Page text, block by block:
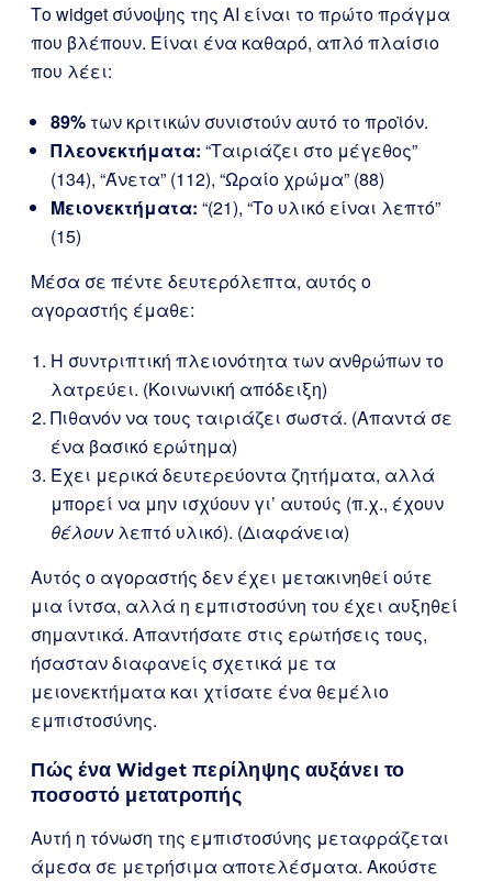
Το widget σύνοψης της AI είναι το πρώτο πράγμα
που βλέπουν. Είναι ένα καθαρό, απλό πλαίσιο
που λέει:
89% των κριτικών συνιστούν αυτό το προϊόν.
Πλεονεκτήματα: “Ταιριάζει στο μέγεθος”
(134), “Άνετα” (112), “Ωραίο χρώμα” (88)
Μειονεκτήματα: “(21), “Το υλικό είναι λεπτό”
(15)
Μέσα σε πέντε δευτερόλεπτα, αυτός ο
αγοραστής έμαθε:
Η συντριπτική πλειονότητα των ανθρώπων το
λατρεύει. (Κοινωνική απόδειξη)
Πιθανόν να τους ταιριάζει σωστά. (Απαντά σε
ένα βασικό ερώτημα)
Έχει μερικά δευτερεύοντα ζητήματα, αλλά
μπορεί να μην ισχύουν γι’ αυτούς (π.χ., έχουν
θέλουνλεπτό υλικό). (Διαφάνεια)
Αυτός ο αγοραστής δεν έχει μετακινηθεί ούτε
μια ίντσα, αλλά η εμπιστοσύνη του έχει αυξηθεί
σημαντικά. Απαντήσατε στις ερωτήσεις τους,
ήσασταν διαφανείς σχετικά με τα
μειονεκτήματα και χτίσατε ένα θεμέλιο
εμπιστοσύνης.
Πώς ένα Widget περίληψης αυξάνει το
ποσοστό μετατροπής
Αυτή η τόνωση της εμπιστοσύνης μεταφράζεται
άμεσα σε μετρήσιμα αποτελέσματα. Ακούστε